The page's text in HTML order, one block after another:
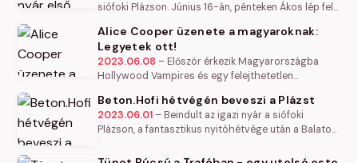
siófoki Plázson. Június 16-án, pénteken Ákos lép fel
Bahart x Plázs…
Alice Cooper üzenete a magyaroknak:
Legyetek ott!
2023.06.08 – Először érkezik Magyarországba
Hollywood Vampires és egy felejthetetlen
A legendás banda tagjai között…
Beton.Hofi hétvégén beveszi a Plázst
2023.06.01 – Beindult az igazi nyár a siófoki
Plázson, a fantasztikus nyitóhétvége után a Balaton
koncertekkel és bulikkal vár…